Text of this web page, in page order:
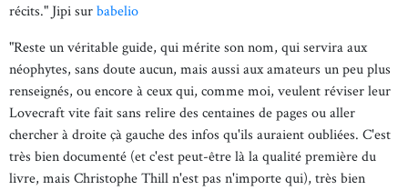
récits." Jipi surbabelio
"Reste un véritable guide, qui mérite son nom, qui servira aux
néophytes, sans doute aucun, mais aussi aux amateurs un peu plus
renseignés, ou encore à ceux qui, comme moi, veulent réviser leur
Lovecraft vite fait sans relire des centaines de pages ou aller
chercher à droite çà gauche des infos qu'ils auraient oubliées. C'est
très bien documenté (et c'est peut-être là la qualité première du
livre, mais Christophe Thill n'est pas n'importe qui), très bien